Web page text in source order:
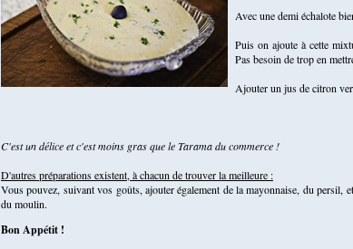
Avec une demi échalote
Puis on ajoute à cette
Pas besoin de trop en
Ajouter un jus de citron
C'est un délice et c'est moins gras que le Tarama du commerce !
D'autres préparations existent, à chacun de trouver la meilleure :
Vous pouvez, suivant vos goûts, ajouter également de la mayonnaise, du persil,
du moulin.
Bon Appétit !